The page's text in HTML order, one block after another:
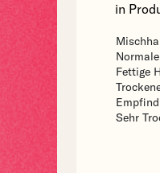
in
Fettige
Sehr